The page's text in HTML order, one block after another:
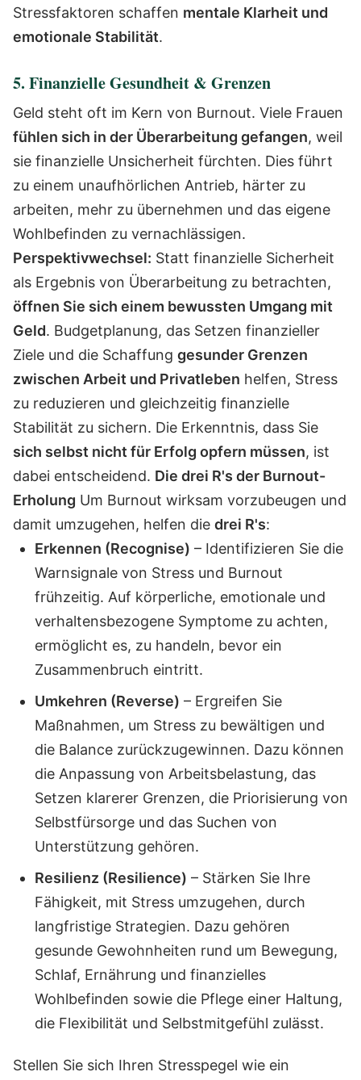
Stressfaktoren schaffen mentale Klarheit und
emotionale Stabilität.
5. Finanzielle Gesundheit & Grenzen
Geld steht oft im Kern von Burnout. Viele Frauen
fühlen sich in der Überarbeitung gefangen, weil
sie finanzielle Unsicherheit fürchten. Dies führt
zu einem unaufhörlichen Antrieb, härter zu
arbeiten, mehr zu übernehmen und das eigene
Wohlbefinden zu vernachlässigen.
Perspektivwechsel: Statt finanzielle Sicherheit
als Ergebnis von Überarbeitung zu betrachten,
öffnen Sie sich einem bewussten Umgang mit
Geld. Budgetplanung, das Setzen finanzieller
Ziele und die Schaffung gesunder Grenzen
zwischen Arbeit und Privatleben helfen, Stress
zu reduzieren und gleichzeitig finanzielle
Stabilität zu sichern. Die Erkenntnis, dass Sie
sich selbst nicht für Erfolg opfern müssen, ist
dabei entscheidend. Die drei R's der Burnout-
Erholung Um Burnout wirksam vorzubeugen und
damit umzugehen, helfen die drei R's:
Erkennen (Recognise) – Identifizieren Sie die
Warnsignale von Stress und Burnout
frühzeitig. Auf körperliche, emotionale und
verhaltensbezogene Symptome zu achten,
ermöglicht es, zu handeln, bevor ein
Zusammenbruch eintritt.
Umkehren (Reverse) – Ergreifen Sie
Maßnahmen, um Stress zu bewältigen und
die Balance zurückzugewinnen. Dazu können
die Anpassung von Arbeitsbelastung, das
Setzen klarerer Grenzen, die Priorisierung von
Selbstfürsorge und das Suchen von
Unterstützung gehören.
Resilienz (Resilience) – Stärken Sie Ihre
Fähigkeit, mit Stress umzugehen, durch
langfristige Strategien. Dazu gehören
gesunde Gewohnheiten rund um Bewegung,
Schlaf, Ernährung und finanzielles
Wohlbefinden sowie die Pflege einer Haltung,
die Flexibilität und Selbstmitgefühl zulässt.
Stellen Sie sich Ihren Stresspegel wie ein